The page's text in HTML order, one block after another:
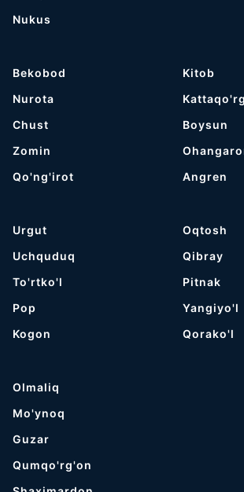
Nukus
Bekobod
Nurota
Chust
Zomin
Qo'ng'irot
Kitob
Boysun
Angren
Urgut
Uchquduq
To'rtko'l
Pop
Kogon
Oqtosh
Qibray
Pitnak
Yangiyo'l
Qorako'l
Olmaliq
Mo'ynoq
Guzar
Qumqo'rg'on